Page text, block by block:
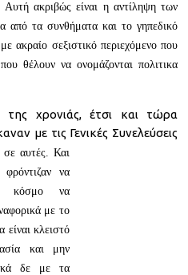
ακριβώς είναι η αντίληψη των
από τα συνθήματα και το γηπεδικό
ακραίο σεξιστικό περιεχόμενο που
θέλουν να ονομάζονται πολιτικα
της χρονιάς, έτσι και τώρα
με τις Γενικές Συνελεύσεις
σε αυτές. Και
να
κόσμο να
με το
είναι κλειστό
και μην
δε με τα